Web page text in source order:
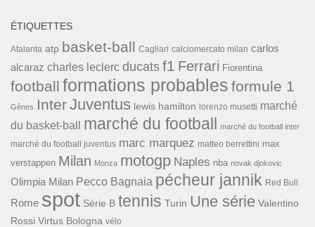
ÉTIQUETTES
Atalanta atp basket-ball Cagliari calciomercato milan carlos
alcaraz charles leclerc ducats f1 Ferrari Fiorentina
football formations probables formule 1
Gênes InterJuventus lewis hamilton lorenzo musetti marché
du basket-ball
marché du football marché du football inter
marché du football juventus marc marquez matteo berrettini max
verstappen Milan Monza motogp Naples nba novak djokovic
Olimpia Milan Pecco Bagnaia pécheur jannik Red Bull
Rome spot Série B tennis Turin Une série Valentino
Rossi Virtus Bologna vélo